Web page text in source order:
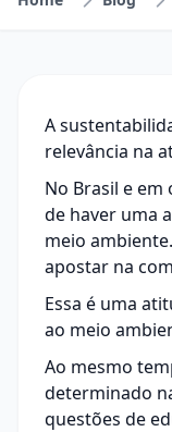
A
relevância na
No Brasil e em
de haver uma
meio
apostar na
Essa é uma
ao meio
Ao mesmo
determinado
questões de